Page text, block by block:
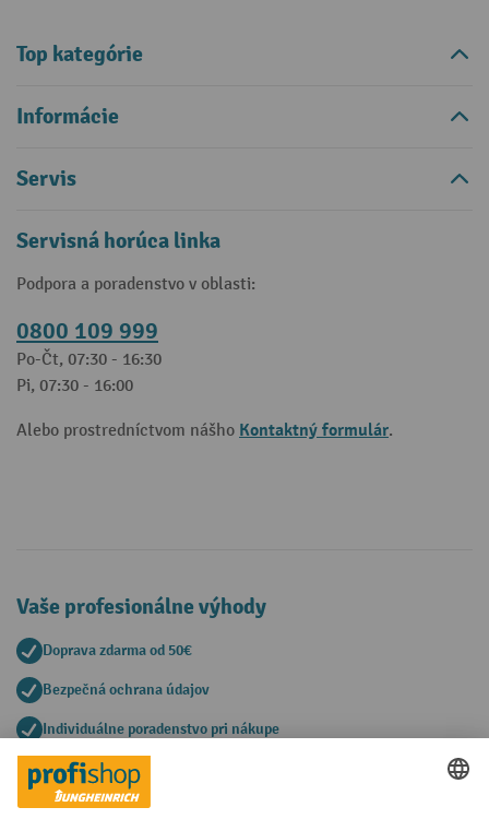
Top kategórie
Informácie
Servis
Servisná horúca linka
Podpora a poradenstvo v oblasti:
0800 109 999
Po-Čt, 07:30 - 16:30
Pi, 07:30 - 16:00
Alebo prostredníctvom nášho Kontaktný formulár.
Vaše profesionálne výhody
Doprava zdarma od 50€
Bezpečná ochrana údajov
Individuálne poradenstvo pri nákupe
Spôsoby platby